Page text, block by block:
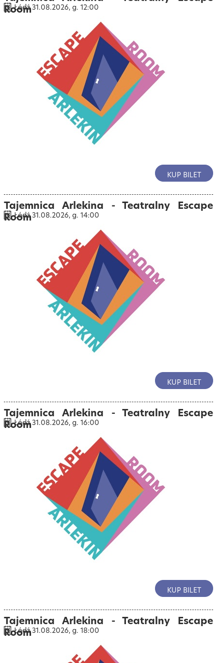
Room
Łódź 31.08.2026, g. 12:00
KUP BILET
Tajemnica Arlekina - Teatralny Escape
Room
Łódź 31.08.2026, g. 14:00
KUP BILET
Tajemnica Arlekina - Teatralny Escape
Room
Łódź 31.08.2026, g. 16:00
KUP BILET
Tajemnica Arlekina - Teatralny Escape
Room
Łódź 31.08.2026, g. 18:00